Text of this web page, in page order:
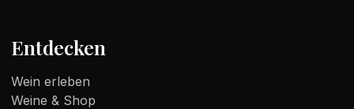
Entdecken
Wein erleben
Weine & Shop